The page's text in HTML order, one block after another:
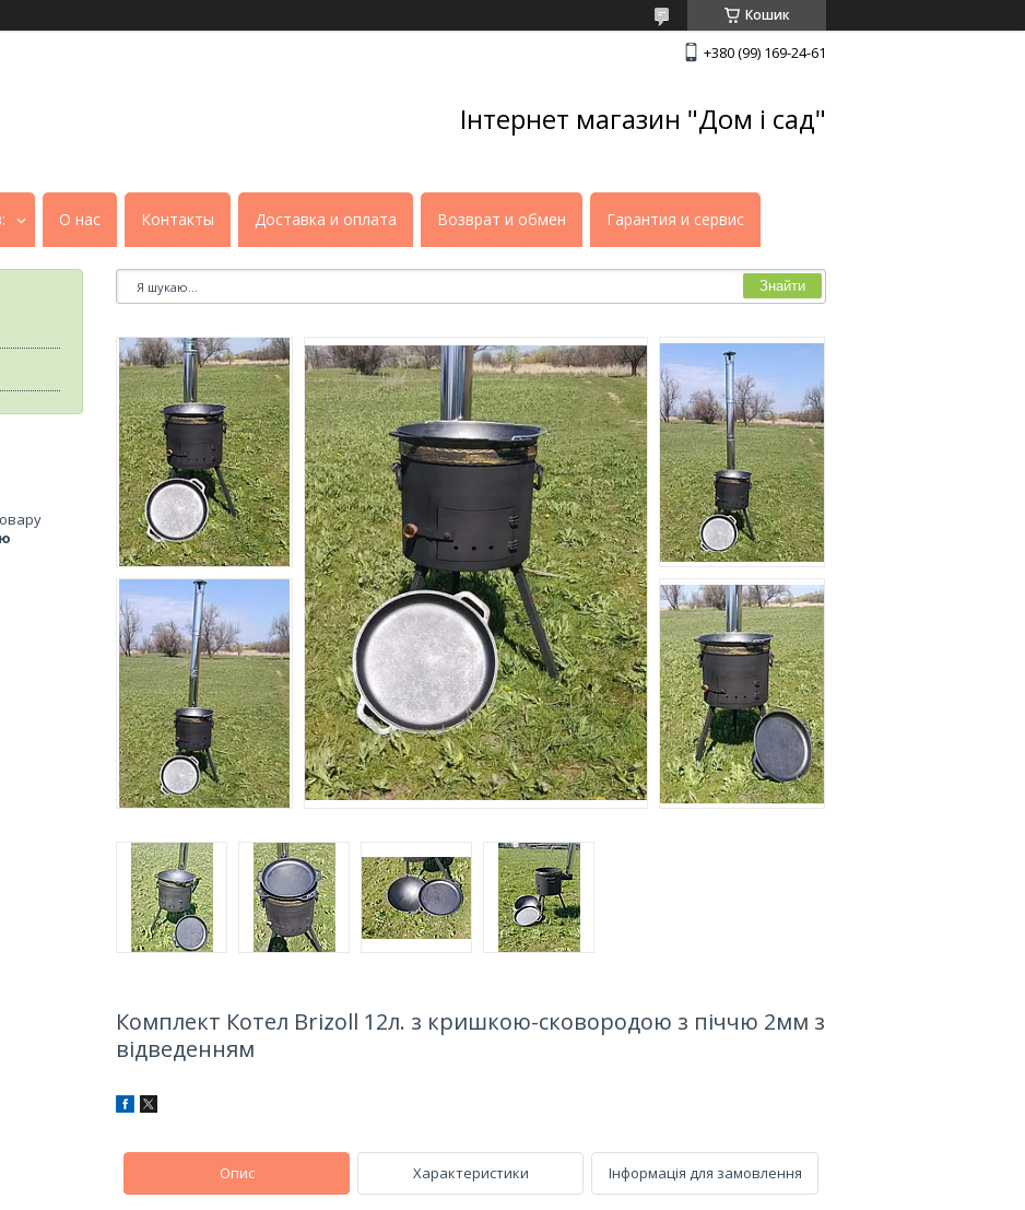
Кошик
+380 (99) 169-24-61
Інтернет магазин "Дом і сад"
О нас Контакты Доставка и оплата Возврат и обмен Гарантия и сервис
Знайти
Комплект Котел Brizoll 12л. з кришкою-сковородою з піччю 2мм з
відведенням
Опис Характеристики Інформація для замовлення